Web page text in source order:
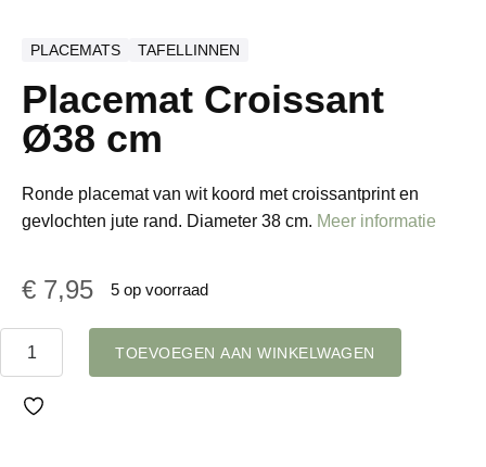
PLACEMATS TAFELLINNEN
Placemat Croissant
Ø38 cm
Ronde placemat van wit koord met croissantprint en
gevlochten jute rand. Diameter 38 cm. Meer informatie
€ 7,95 5 op voorraad
Ø38
TOEVOEGEN AAN WINKELWAGEN